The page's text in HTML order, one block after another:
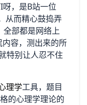
，是B站一位
从而精心鼓捣弄
全部都是网络上
容，测出来的所
特别让人忍不住
理学工具，题目
的心理学理论的